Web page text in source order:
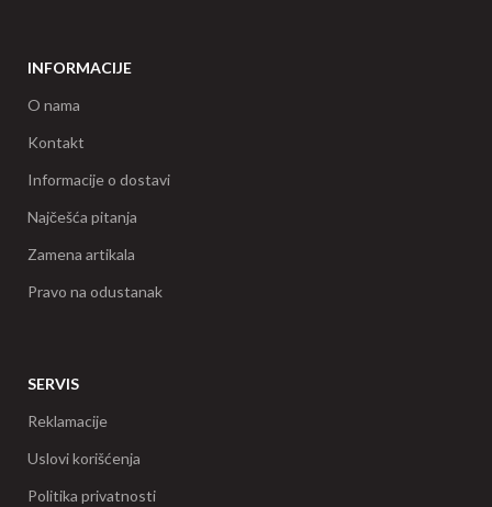
INFORMACIJE
O nama
Kontakt
Informacije o dostavi
Najčešća pitanja
Zamena artikala
Pravo na odustanak
SERVIS
Reklamacije
Uslovi korišćenja
Politika privatnosti